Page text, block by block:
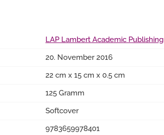
LAP Lambert Academic Publishing
20. November 2016
22 cm x 15 cm x 0.5 cm
125 Gramm
Softcover
9783659978401